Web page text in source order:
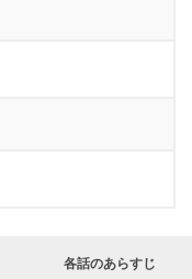
各話のあらすじ